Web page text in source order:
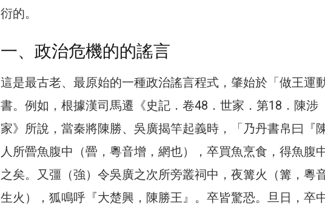
衍的。
一、政治危機的的謠言
這是最古老、最原始的一種政治謠言程式，肇始於「做王運
書。例如，根據漢司馬遷《史記．卷48．世家．第18．陳涉
家》所說，當秦將陳勝、吳廣揭竿起義時，「乃丹書帛曰『
人所罾魚腹中（罾，粵音增，網也），卒買魚烹食，得魚腹
之矣。又彊（強）令吳廣之次所旁叢祠中，夜篝火（篝，粵
生火），狐鳴呼『大楚興，陳勝王』。卒皆驚恐。旦日，卒